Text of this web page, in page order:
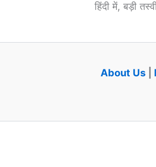
हिंदी में, बड़ी
About Us